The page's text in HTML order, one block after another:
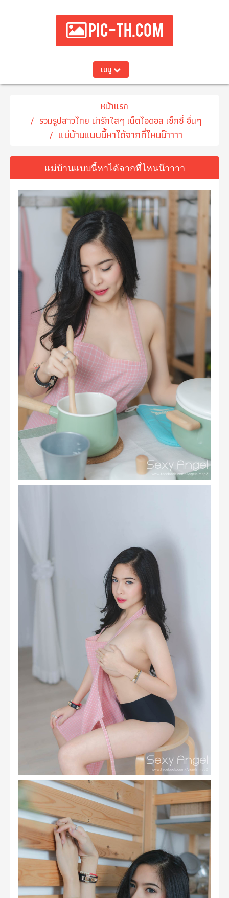
PIC-TH.COM
เมนู
หน้าแรก
รวมรูปสาวไทย น่ารักใสๆ เน็ตไอดอล เซ็กซี่ อื่นๆ
แม่บ้านแบบนี้หาได้จากที่ไหนน๊าาาา
แม่บ้านแบบนี้หาได้จากที่ไหนน๊าาาา